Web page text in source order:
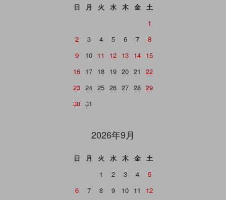
日 月 火 水 木 金
土
1
2
3 4 5 6 7
8
9
10 11 12 13 14 15
16 17 18 19 20 21
22
23 24 25 26 27 28 29
30 31
2026年9月
日 月 火 水 木 金
土
1
2 3 4
5
6
7 8 9 10 11
12